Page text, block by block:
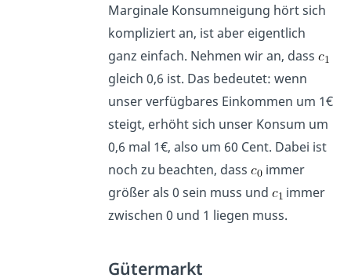
Marginale Konsumneigung hört sich
kompliziert an, ist aber eigentlich
ganz einfach. Nehmen wir an, dass
gleich 0,6 ist. Das bedeutet: wenn
unser verfügbares Einkommen um 1€
steigt, erhöht sich unser Konsum um
0,6 mal 1€, also um 60 Cent. Dabei ist
noch zu beachten, dass
immer
größer als 0 sein muss und
immer
zwischen 0 und 1 liegen muss.
Gütermarkt